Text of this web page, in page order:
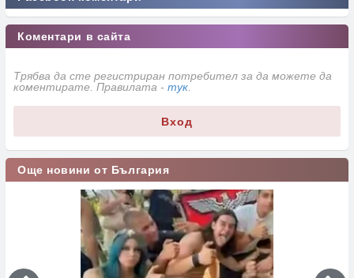
Коментари в сайта
Трябва да сте регистриран потребител за да можете да
коментирате. Правилата - тук
Вход
Още новини от България